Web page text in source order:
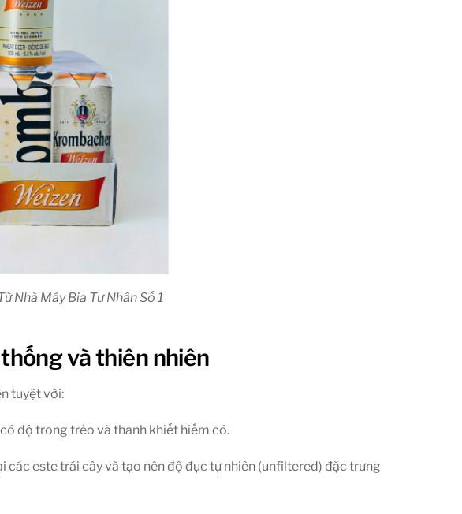
Nhà Máy Bia Tư Nhân Số 1
và thiên nhiên
tuyệt vời:
độ trong trẻo và thanh khiết hiếm có.
este trái cây và tạo nên độ đục tự nhiên (unfiltered) đặc trưng